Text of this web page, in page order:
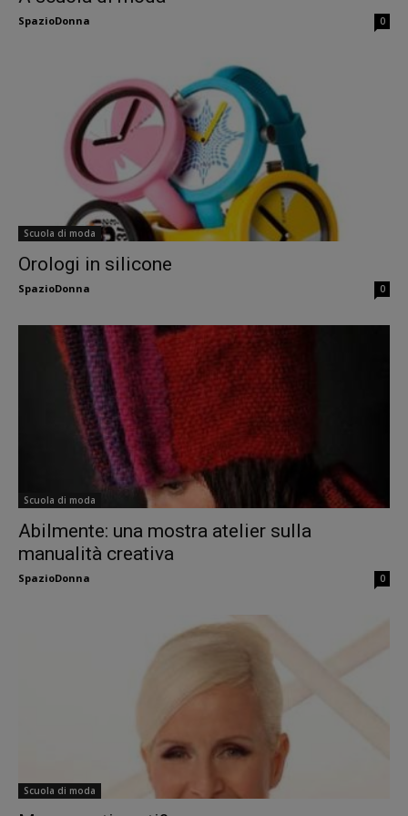
SpazioDonna 0
Scuola di moda
Orologi in silicone
SpazioDonna 0
Scuola di moda
Abilmente: una mostra atelier sulla
manualità creativa
SpazioDonna 0
Scuola di moda